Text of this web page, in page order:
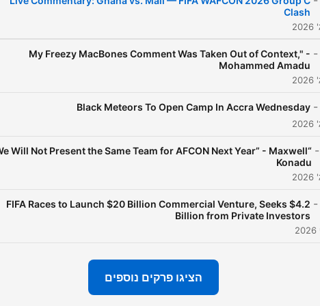
Clash
-
My Freezy MacBones Comment Was Taken Out of Context," -
Mohammed Amadu
-
Black Meteors To Open Camp In Accra Wednesday
-
Will Not Present the Same Team for AFCON Next Year” - Maxwell
Konadu
-
FIFA Races to Launch $20 Billion Commercial Venture, Seeks $4.2
Billion from Private Investors
הציגו פרקים נוספים